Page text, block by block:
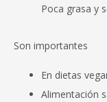
Poca grasa y
Son importantes
En dietas
Alimentación